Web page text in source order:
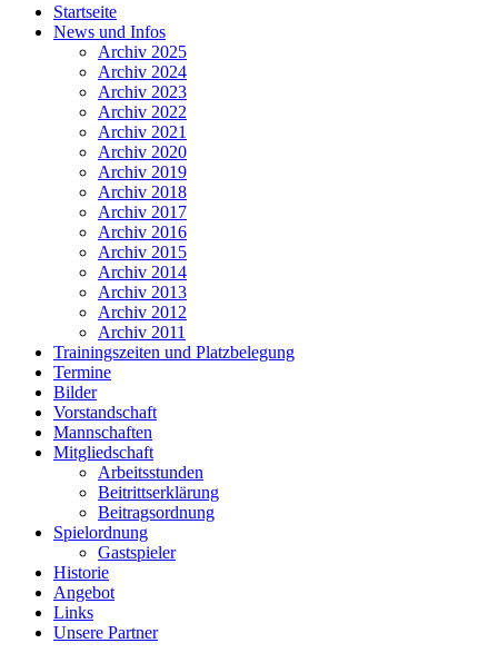
Startseite
News und Infos
Archiv 2025
Archiv 2024
Archiv 2023
Archiv 2022
Archiv 2021
Archiv 2020
Archiv 2019
Archiv 2018
Archiv 2017
Archiv 2016
Archiv 2015
Archiv 2014
Archiv 2013
Archiv 2012
Archiv 2011
Trainingszeiten und Platzbelegung
Termine
Bilder
Vorstandschaft
Mannschaften
Mitgliedschaft
Arbeitsstunden
Beitrittserklärung
Beitragsordnung
Spielordnung
Gastspieler
Historie
Angebot
Links
Unsere Partner